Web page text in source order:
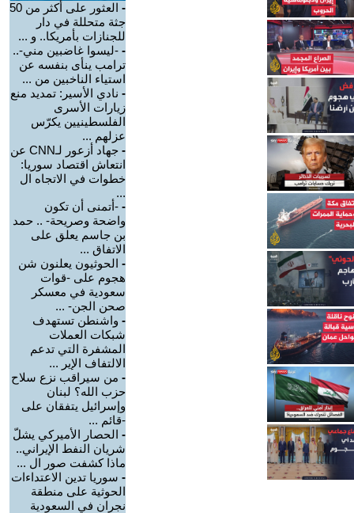
-
العثور على أكثر من 50
جثة متحللة في دار
للجنازات بأمريكا.. و ...
- -ليسوا غاضبين مني-..
ترامب ينأى بنفسه عن
استياء الناخبين من ...
- نادي الأسير: تمديد منع
زيارات الأسرى
الفلسطينيين يكرّس
عزلهم ...
-
جهاد أزعور لـCNN عن
انتعاش اقتصاد سوريا:
خطوات في الاتجاه ال
...
- -أتمنى أن تكون
واضحة وصريحة- .. حمد
بن جاسم يعلق على
الاتفاق ...
- الحوثيون يعلنون شن
هجوم على -قوات
سعودية في معسكر
صحن الجن- ...
- واشنطن تستهدف
شبكات العملات
المشفرة التي تدعم
الالتفاف الإير ...
- من سيراقب نزع سلاح
حزب الله؟ لبنان
وإسرائيل يتفقان على
-قائم ...
- الحصار الأميركي يشلّ
شريان النفط الإيراني..
ماذا كشفت صور ال ...
- سوريا تدين الاعتداءات
الحوثية على منطقة
نجران في السعودية